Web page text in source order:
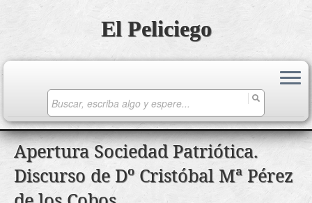
Saltar
contenido
El Peliciego
Apertura Sociedad Patriótica.
Discurso de Dº Cristóbal Mª Pérez